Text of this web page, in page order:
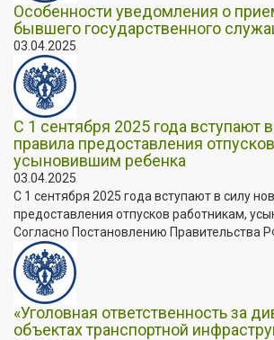
Особенности уведомления о
бывшего государственного
03.04.2025
С 1 сентября 2025 года вступают
правила предоставления
усыновившим ребенка
03.04.2025
С 1 сентября 2025 года вступают в силу
предоставления отпусков работникам,
Согласно Постановлению Правительства
«Уголовная ответственность за
объектах транспортной